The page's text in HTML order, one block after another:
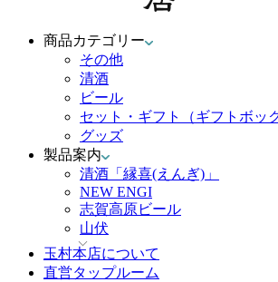
商品カテゴリー
その他
清酒
ビール
セット・ギフト（ギフトボッ
グッズ
製品案内
清酒「縁喜(えんぎ)」
NEW ENGI
志賀高原ビール
山伏
玉村本店について
直営タップルーム